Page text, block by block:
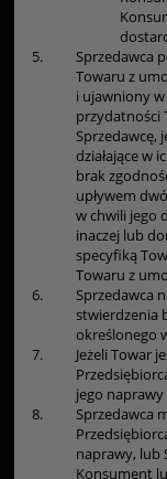
5.
Sprzedawca
Towaru z
i ujawniony
przydatności
Sprzedawcę,
działające w
brak
upływem
w chwili jego
inaczej lub
specyfiką
Towaru z
6.
Sprzedawca
stwierdzenia
określonego
7.
Jeżeli Towar
jego
8.
Sprzedawca
naprawy, lub
Konsument